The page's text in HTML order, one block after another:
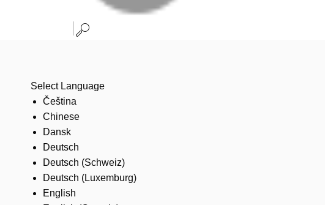
Select Language
Čeština
Chinese
Dansk
Deutsch
Deutsch (Schweiz)
Deutsch (Luxemburg)
English